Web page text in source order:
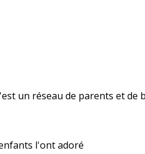
un réseau de parents et de
l'ont adoré